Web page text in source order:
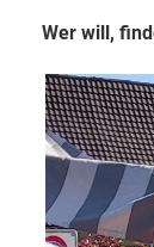
Wer will,